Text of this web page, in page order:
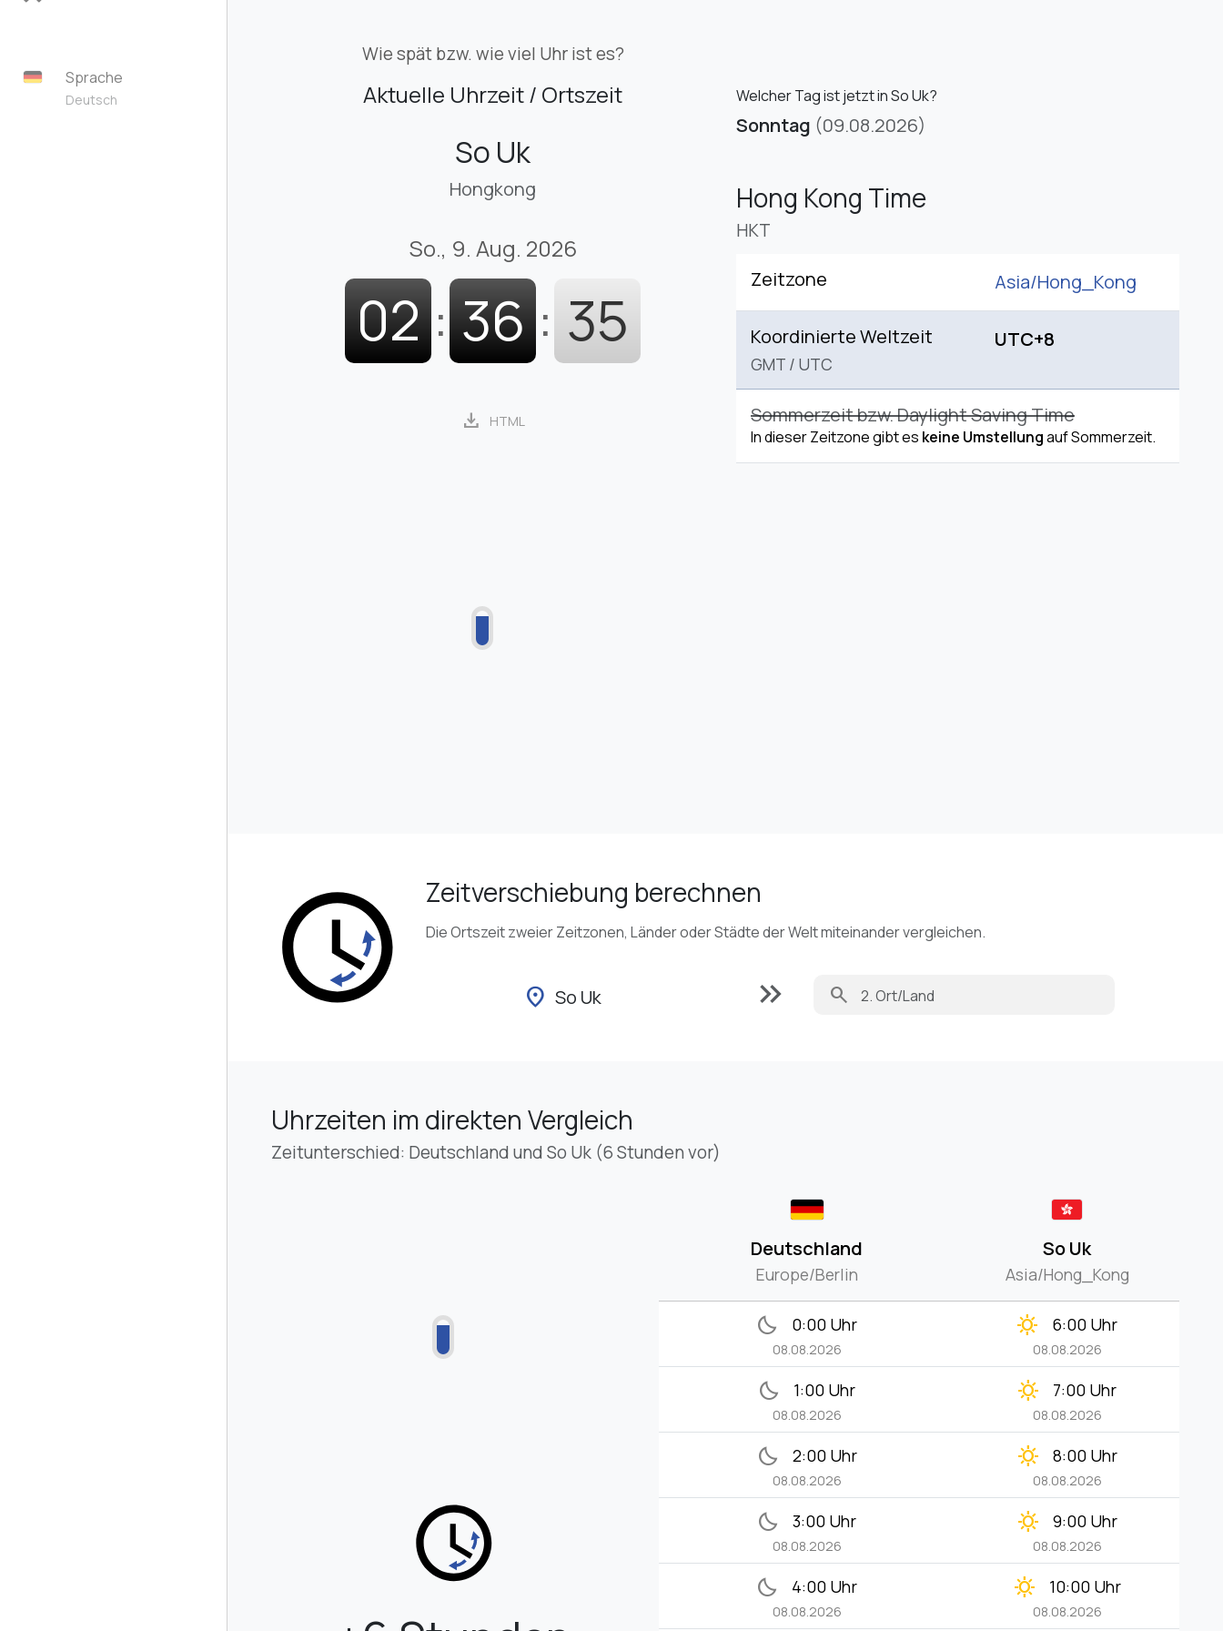
Sprache
Deutsch
Wie spät bzw. wie viel Uhr ist es?
Aktuelle Uhrzeit / Ortszeit
So Uk
Hongkong
So., 9. Aug. 2026
02 : 36 : 36
download HTML
Welcher Tag ist jetzt in So Uk?
Sonntag (09.08.2026)
Hong Kong Time
HKT
Zeitzone Asia/Hong_Kong
Koordinierte Weltzeit
GMT / UTC
UTC+8
Sommerzeit bzw. Daylight Saving Time
In dieser Zeitzone gibt es keine Umstellungauf Sommerzeit.
Zeitverschiebung berechnen
Die Ortszeit zweier Zeitzonen, Länder oder Städte der Welt miteinander vergleichen.
location_on So Uk keyboard_double_arrow_right search
Uhrzeiten im direkten Vergleich
Zeitunterschied: Deutschland und So Uk (6 Stunden vor)
Deutschland
Europe/Berlin
So Uk
Asia/Hong_Kong
bedtime 0:00 Uhr
08.08.2026
clear_day 6:00 Uhr
08.08.2026
bedtime 1:00 Uhr
08.08.2026
clear_day 7:00 Uhr
08.08.2026
bedtime 2:00 Uhr
08.08.2026
clear_day 8:00 Uhr
08.08.2026
bedtime 3:00 Uhr
08.08.2026
clear_day 9:00 Uhr
08.08.2026
bedtime 4:00 Uhr
08.08.2026
clear_day 10:00 Uhr
08.08.2026